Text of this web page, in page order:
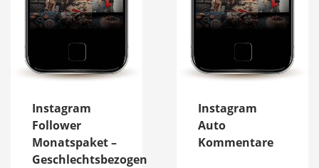
Instagram
Follower
Monatspaket –
Geschlechtsbezogen
Instagram
Auto
Kommentare